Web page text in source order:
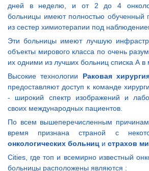
дней в неделю, и от 2 до 4
больницы имеют полностью обученный
из сестер химиотерапии под
Эти больницы имеют лучшую
объекты мирового класса по очень
их одними из лучших больниц списка А в
Высокие технологии Раковая
предоставляют доступ к команде
- широкий спектр изображений и
своих международных пациентов.
По всем вышеперечисленным
время признана страной с
онкологических больниц и страхов
Cities, где топ и всемирно известный
больницы расположены являются :